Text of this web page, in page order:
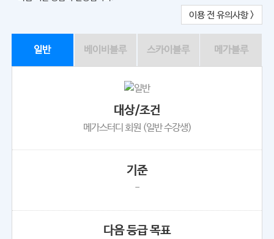
이용 전 유의사항 >
일반 베이비블루 스카이블루 메가블루
대상/조건
메가스터디 회원 (일반 수강생)
기준
-
다음 등급 목표